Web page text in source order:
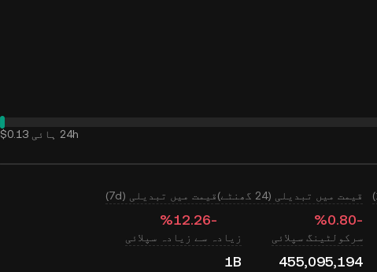
24h ہائی $0.13
قیمت میں تبدیلی (24 گھنٹے)
‮-‭0.80‬%‬
قیمت میں تبدیلی (7d)
‮-‭12.26‬%‬
سرکولٹینگ سپلائی
455,095,194
زیادہ سے زیادہ سپلائی
1B